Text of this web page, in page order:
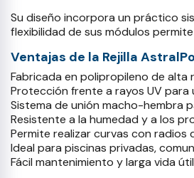
Su diseño incorpora un práctico
flexibilidad de sus módulos
Ventajas de la Rejilla
Fabricada en polipropileno de alta
Protección frente a rayos UV para
Sistema de unión macho-hembra
Resistente a la humedad y a los
Permite realizar curvas con radios
Ideal para piscinas privadas,
Fácil mantenimiento y larga vida